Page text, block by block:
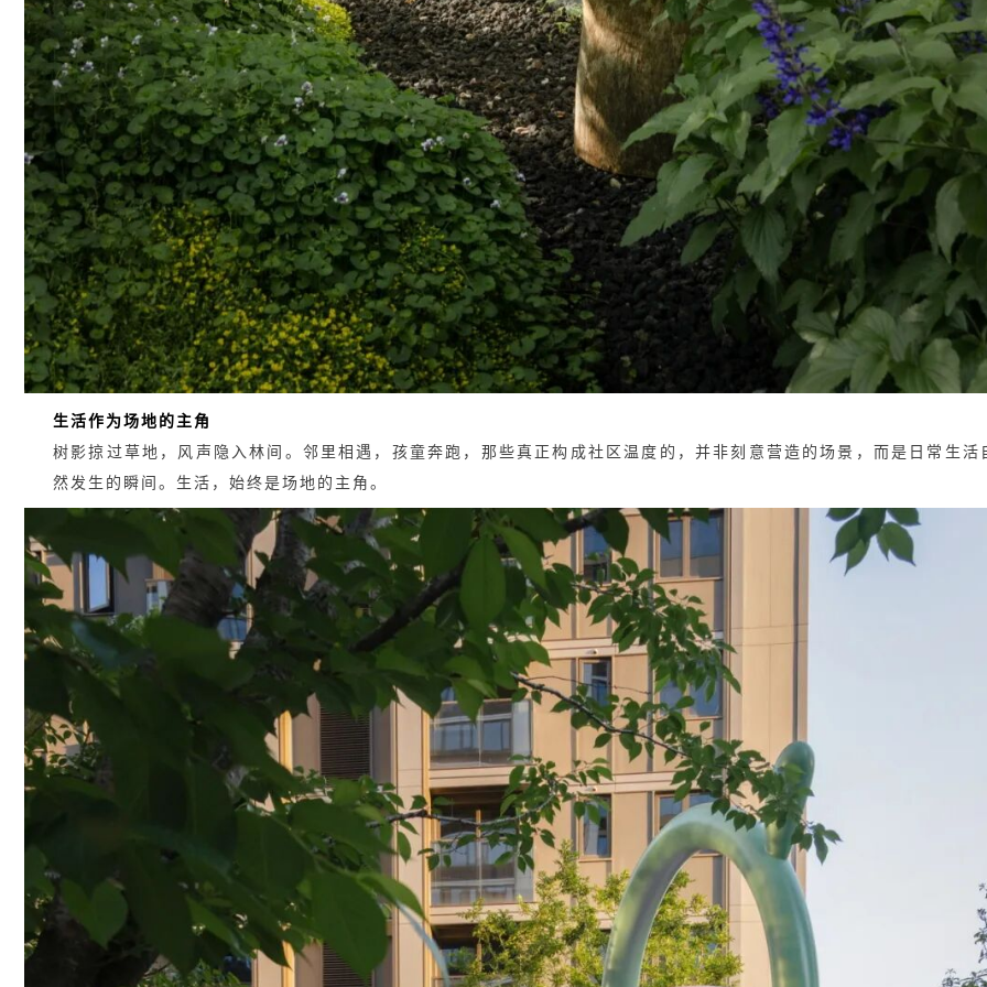
生活作为场地的主角
树影掠过草地，风声隐入林间。邻里相遇，孩童奔跑，那些真正构成社区温度的，并非刻意营造的场景，而是日常生活
然发生的瞬间。生活，始终是场地的主角。